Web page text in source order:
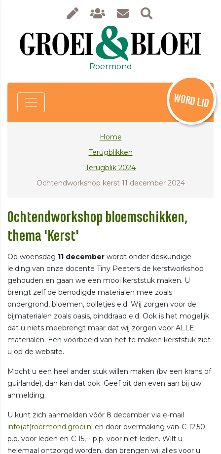
Roermond
WORD LID
Home
Terugblikken
Terugblik 2024
Ochtendworkshop kerst 11 december 2024
Ochtendworkshop bloemschikken,
thema 'Kerst'
Op woensdag 11 december wordt onder deskundige
leiding van onze docente Tiny Peeters de kerstworkshop
gehouden en gaan we een mooi kerststuk maken. U
brengt zelf de benodigde materialen mee zoals
ondergrond, bloemen, bolletjes e.d. Wij zorgen voor de
bijmaterialen zoals oasis, binddraad e.d. Ook is het mogelijk
dat u niets meebrengt maar dat wij zorgen voor ALLE
materialen. Een voorbeeld van het te maken kerststuk ziet
u op de website.
Mocht u een heel ander stuk willen maken (bv een krans of
guirlande), dan kan dat ook. Geef dit dan even aan bij uw
anmelding.
U kunt zich aanmelden vóór 8 december via e-mail
info(at)roermond.groei.nl en door overmaking van € 12,50
p.p. voor leden en € 15,-- p.p. voor niet-leden. Wilt u
helemaal ontzorgd worden, dan brengen wij alles voor u